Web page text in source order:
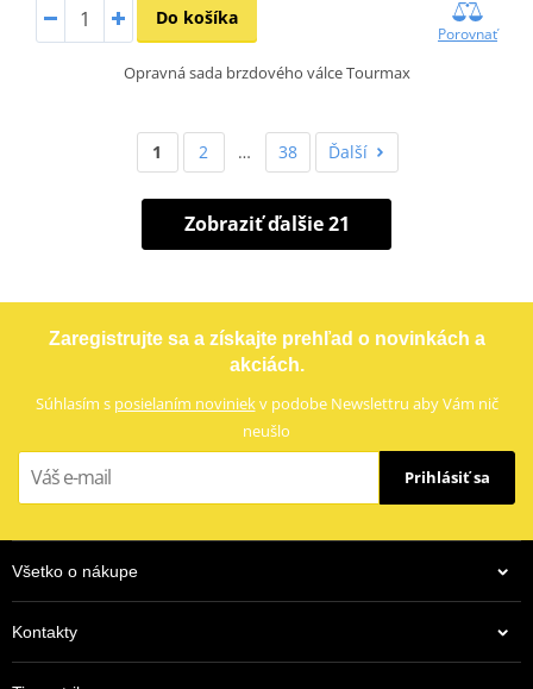
Do košíka
Porovnať
Opravná sada brzdového válce Tourmax
1 2 … 38 Ďalší
Zobraziť ďalšie 21
Zaregistrujte sa a získajte prehľad o novinkách a
akciách.
Súhlasím s posielaním noviniekv podobe Newslettru aby Vám nič
neušlo
Prihlásiť sa
Všetko o nákupe
Kontakty